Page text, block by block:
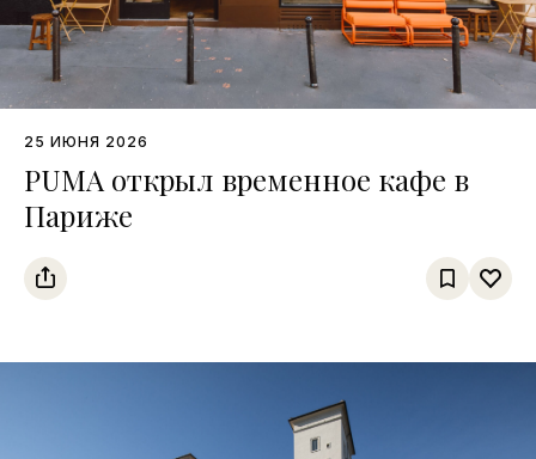
25 ИЮНЯ 2026
PUMA открыл временное кафе в
Париже